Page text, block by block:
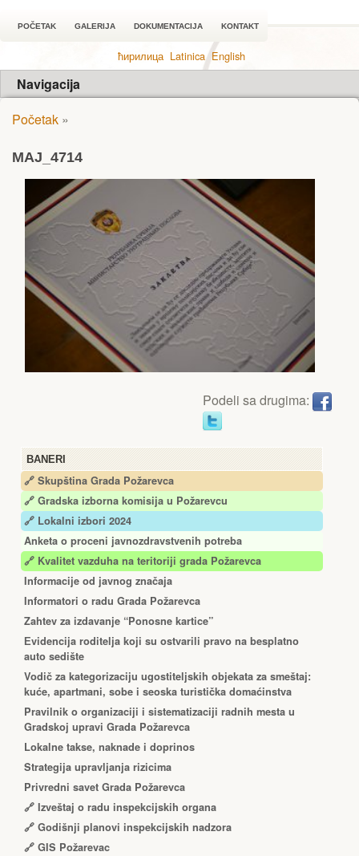
POČETAK GALERIJA DOKUMENTACIJA KONTAKT
ћирилица Latinica English
Navigacija
BANERI
🔗 Skupština Grada Požarevca
🔗 Gradska izborna komisija u Požarevcu
🔗 Lokalni izbori 2024
Anketa o proceni javnozdravstvenih potreba
🔗 Kvalitet vazduha na teritoriji grada Požarevca
Informacije od javnog značaja
Informatori o radu Grada Požarevca
Zahtev za izdavanje “Ponosne kartice”
Еvidencija roditelja koji su ostvarili pravo na besplatno
auto sedište
Vodič za kategorizaciju ugostiteljskih objekata za smeštaj:
kuće, apartmani, sobe i seoska turistička domaćinstva
Pravilnik o organizaciji i sistematizaciji radnih mesta u
Gradskoj upravi Grada Požarevca
Lokalne takse, naknade i doprinos
Strategija upravljanja rizicima
Privredni savet Grada Požarevca
🔗 Izveštaj o radu inspekcijskih organa
🔗 Godišnji planovi inspekcijskih nadzora
🔗 GIS Požarevac
Početak »
MAJ_4714
Podeli sa drugima: